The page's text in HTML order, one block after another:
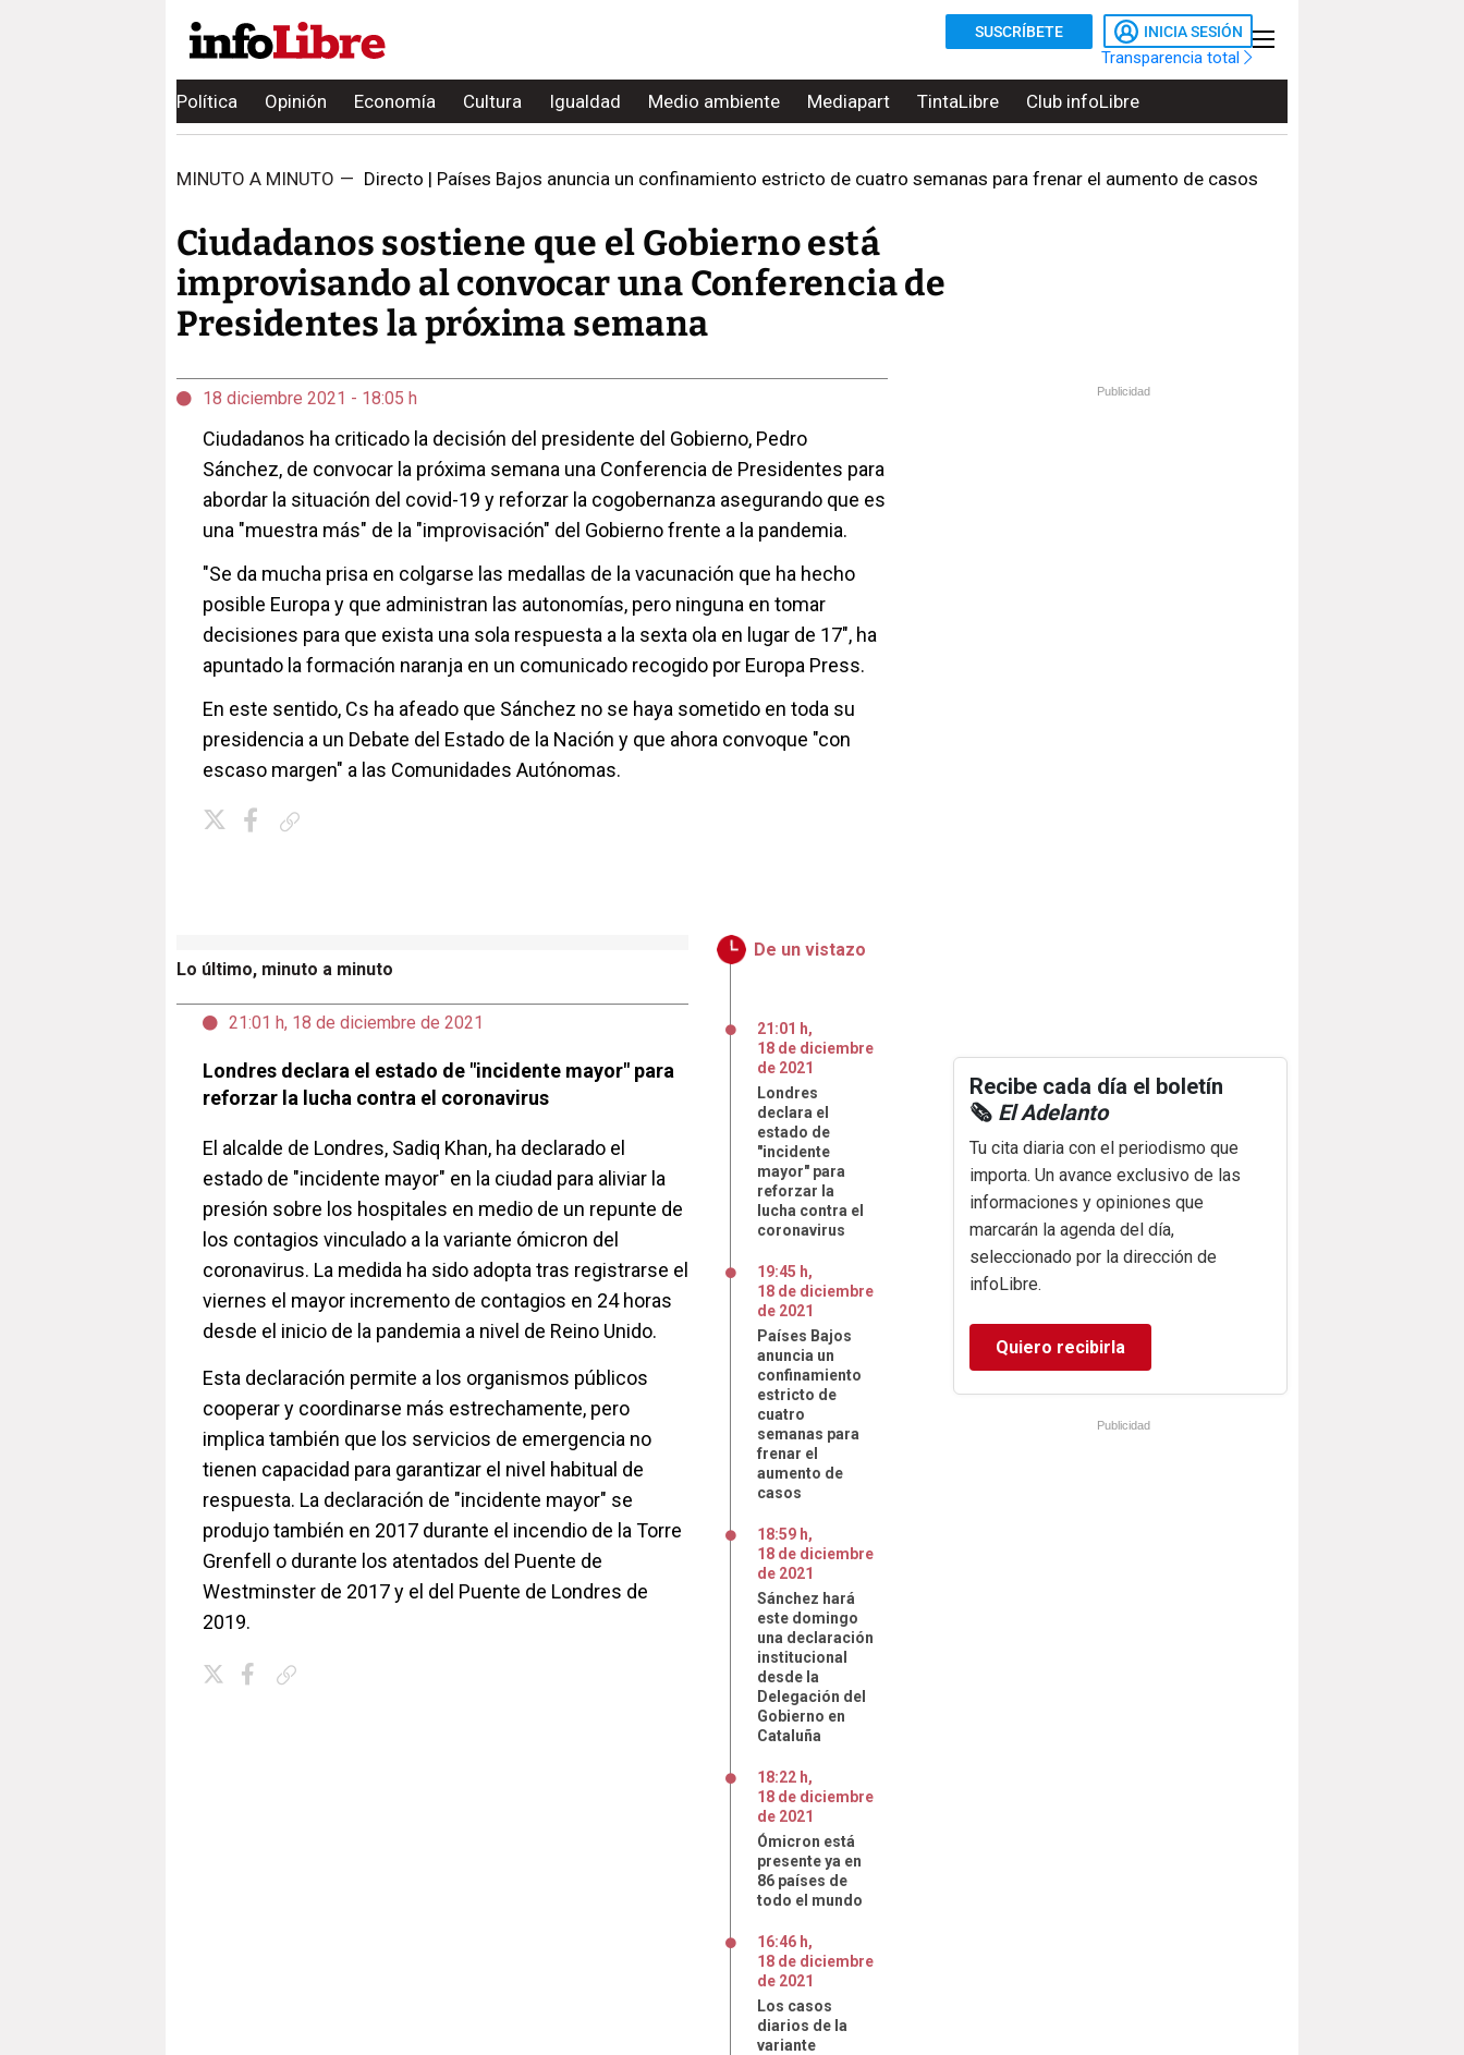
SUSCRÍBETE INICIA SESIÓN
Transparencia total
Política Opinión Economía Cultura Igualdad Medio ambiente Mediapart TintaLibre Club infoLibre
MINUTO A MINUTO — Directo | Países Bajos anuncia un confinamiento estricto de cuatro semanas para frenar el aumento de casos
Ciudadanos sostiene que el Gobierno está
improvisando al convocar una Conferencia de
Presidentes la próxima semana
18 diciembre 2021 - 18:05 h
Ciudadanos ha criticado la decisión del presidente del Gobierno, Pedro
Sánchez, de convocar la próxima semana una Conferencia de Presidentes para
abordar la situación del covid-19 y reforzar la cogobernanza asegurando que es
una "muestra más" de la "improvisación" del Gobierno frente a la pandemia.
"Se da mucha prisa en colgarse las medallas de la vacunación que ha hecho
posible Europa y que administran las autonomías, pero ninguna en tomar
decisiones para que exista una sola respuesta a la sexta ola en lugar de 17", ha
apuntado la formación naranja en un comunicado recogido por Europa Press.
En este sentido, Cs ha afeado que Sánchez no se haya sometido en toda su
presidencia a un Debate del Estado de la Nación y que ahora convoque "con
escaso margen" a las Comunidades Autónomas.
Lo último, minuto a minuto
21:01 h, 18 de diciembre de 2021
Londres declara el estado de "incidente mayor" para
reforzar la lucha contra el coronavirus
El alcalde de Londres, Sadiq Khan, ha declarado el
estado de "incidente mayor" en la ciudad para aliviar la
presión sobre los hospitales en medio de un repunte de
los contagios vinculado a la variante ómicron del
coronavirus. La medida ha sido adopta tras registrarse el
viernes el mayor incremento de contagios en 24 horas
desde el inicio de la pandemia a nivel de Reino Unido.
Esta declaración permite a los organismos públicos
cooperar y coordinarse más estrechamente, pero
implica también que los servicios de emergencia no
tienen capacidad para garantizar el nivel habitual de
respuesta. La declaración de "incidente mayor" se
produjo también en 2017 durante el incendio de la Torre
Grenfell o durante los atentados del Puente de
Westminster de 2017 y el del Puente de Londres de
2019.
De un vistazo
21:01 h,
18 de diciembre
de 2021
Londres
declara el
estado de
"incidente
mayor" para
reforzar la
lucha contra el
coronavirus
19:45 h,
18 de diciembre
de 2021
Países Bajos
anuncia un
confinamiento
estricto de
cuatro
semanas para
frenar el
aumento de
casos
18:59 h,
18 de diciembre
de 2021
Sánchez hará
este domingo
una declaración
institucional
desde la
Delegación del
Gobierno en
Cataluña
18:22 h,
18 de diciembre
de 2021
Ómicron está
presente ya en
86 países de
todo el mundo
16:46 h,
18 de diciembre
de 2021
Los casos
diarios de la
variante
Publicidad
Recibe cada día el boletín
🗞️ El Adelanto
Tu cita diaria con el periodismo que
importa. Un avance exclusivo de las
informaciones y opiniones que
marcarán la agenda del día,
seleccionado por la dirección de
infoLibre.
Quiero recibirla
Publicidad